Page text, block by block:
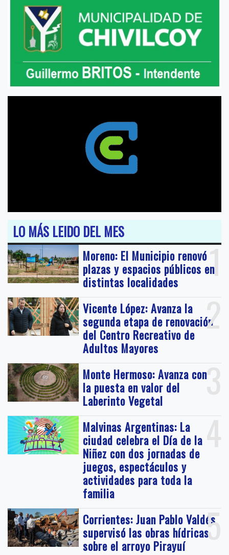
LO MÁS LEIDO DEL MES
1
Moreno: El Municipio renovó
plazas y espacios públicos en
distintas localidades
2
Vicente López: Avanza la
segunda etapa de renovación
del Centro Recreativo de
Adultos Mayores
3
Monte Hermoso: Avanza con
la puesta en valor del
Laberinto Vegetal
4
Malvinas Argentinas: La
ciudad celebra el Día de la
Niñez con dos jornadas de
juegos, espectáculos y
actividades para toda la
familia
5
Corrientes: Juan Pablo Valdés
supervisó las obras hídricas
sobre el arroyo Pirayuí